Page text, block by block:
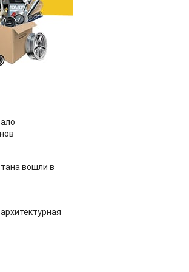
вошли в